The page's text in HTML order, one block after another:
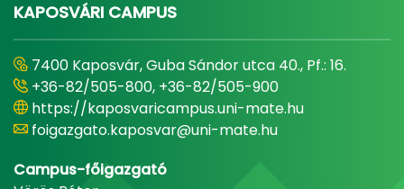
KAPOSVÁRI CAMPUS
7400 Kaposvár, Guba Sándor utca 40., Pf.: 16.
+36-82/505-800, +36-82/505-900
https://kaposvaricampus.uni-mate.hu
foigazgato.kaposvar@uni-mate.hu
Campus-főigazgató